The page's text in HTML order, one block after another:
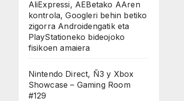
AliExpressi, AEBetako AAren
kontrola, Googleri behin betiko
zigorra Androidengatik eta
PlayStationeko bideojoko
fisikoen amaiera
Nintendo Direct, Ñ3 y Xbox
Showcase – Gaming Room
#129